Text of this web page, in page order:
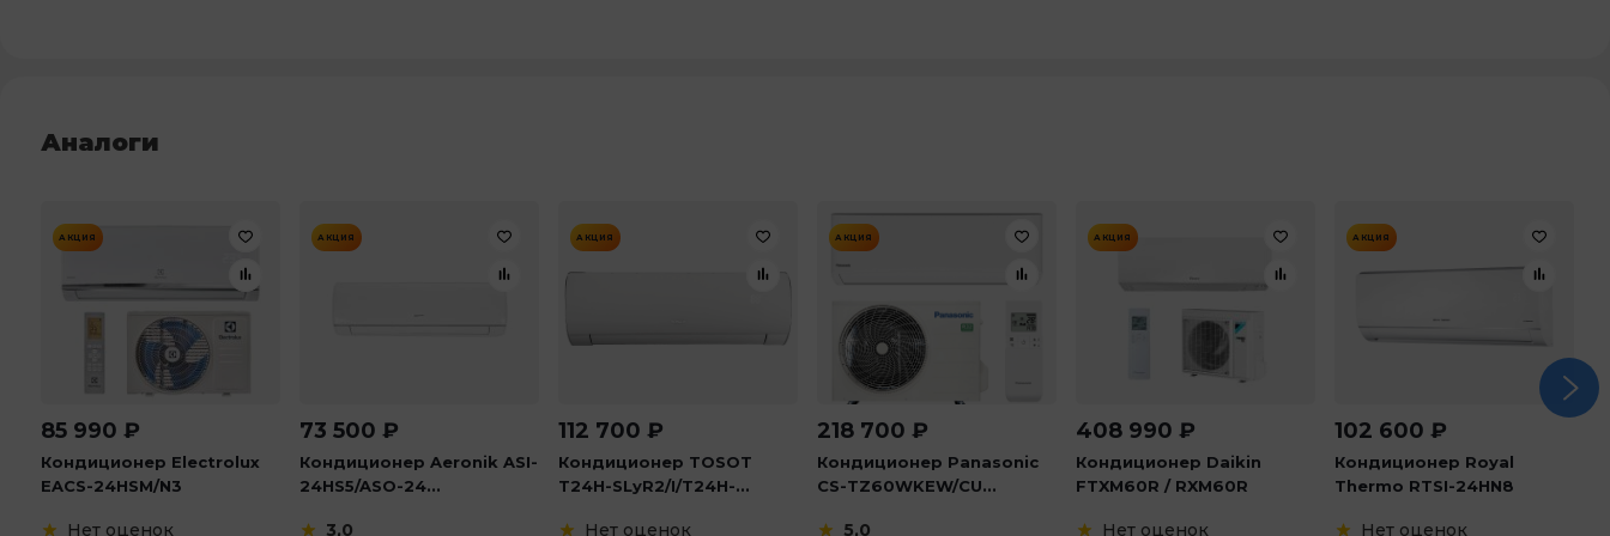
Аналоги
АКЦИЯ
85 990 ₽
Кондиционер Electrolux
EACS-24HSM/N3
Нет оценок
АКЦИЯ
73 500 ₽
Кондиционер Aeronik ASI-
24HS5/ASO-24...
3,0
АКЦИЯ
112 700 ₽
Кондиционер TOSOT
T24H-SLyR2/I/T24H-...
Нет оценок
АКЦИЯ
218 700 ₽
Кондиционер Panasonic
CS-TZ60WKEW/CU...
5,0
АКЦИЯ
408 990 ₽
Кондиционер Daikin
FTXM60R / RXM60R
Нет оценок
АКЦИЯ
102 600 ₽
Кондиционер Royal
Thermo RTSI-24HN8
Нет оценок